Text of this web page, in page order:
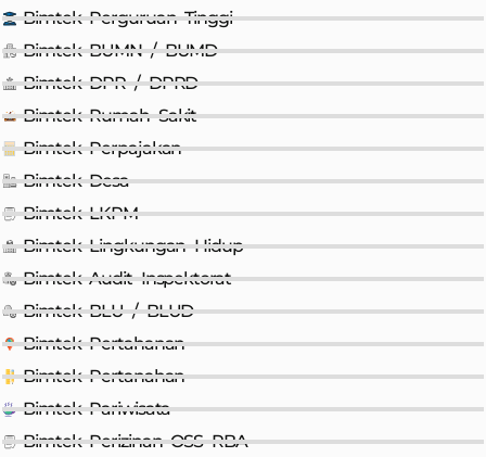
Bimtek Perguruan Tinggi
Bimtek BUMN / BUMD
Bimtek DPR / DPRD
Bimtek Rumah Sakit
Bimtek Perpajakan
Bimtek Desa
Bimtek LKPM
Bimtek Lingkungan Hidup
Bimtek Audit Inspektorat
Bimtek BLU / BLUD
Bimtek Pertahanan
Bimtek Pertanahan
Bimtek Pariwisata
Bimtek Perizinan OSS RBA